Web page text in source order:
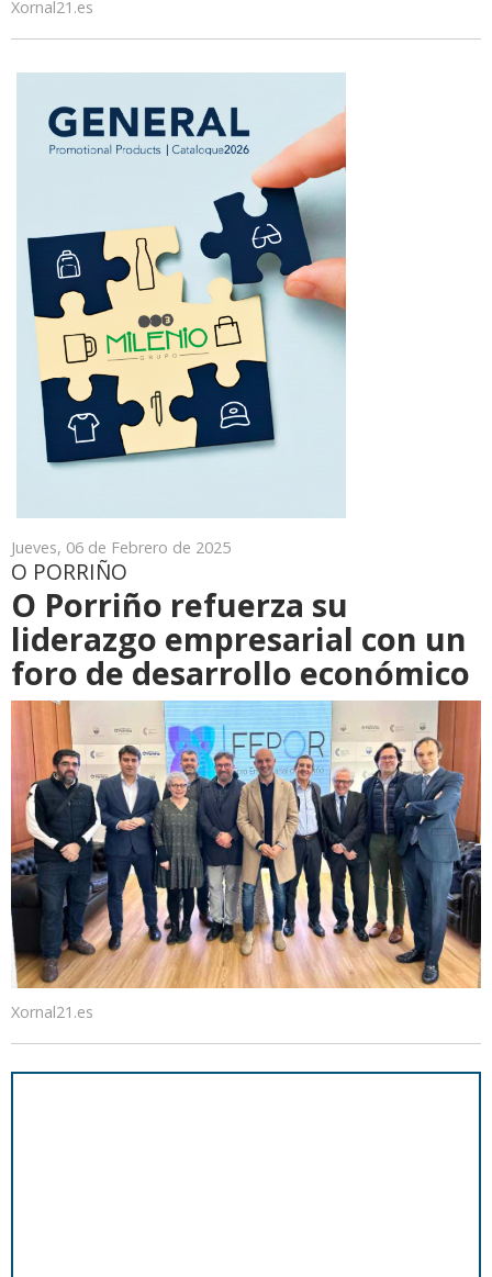
Xornal21.es
Jueves, 06 de Febrero de 2025
O PORRIÑO
O Porriño refuerza su
liderazgo empresarial con un
foro de desarrollo económico
Xornal21.es